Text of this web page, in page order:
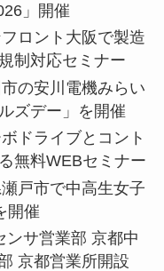
」開催
ロント大阪で製造
制対応セミナー
の安川電機みらい
ズデー」を開催
ドライブとコント
無料WEBセミナー
戸市で中高生女子
開催
ンサ営業部 京都中
京都営業所開設